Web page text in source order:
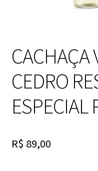
CACHAÇA
CEDRO
ESPECIAL
R$ 89,00